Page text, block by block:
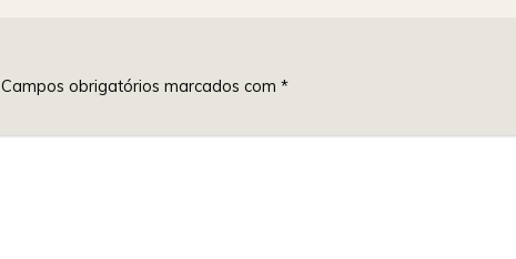
Campos obrigatórios marcados com *